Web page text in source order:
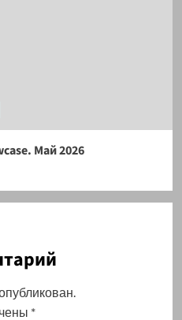
Май 2026
*